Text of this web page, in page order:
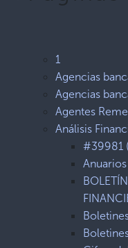
1
Agencias
Agencias
Agentes
Análisis
#39981